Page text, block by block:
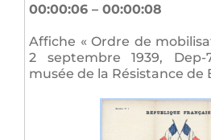
00:00:06 – 00:00:08
Affiche « Ordre de
2 septembre 1939, Dep-
musée de la Résistance de